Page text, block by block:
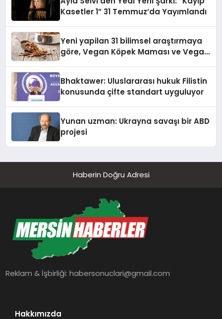
Kasetler 1” 31 Temmuz’da Yayımlandı
Yeni yapilan 31 bilimsel araştırmaya
göre, Vegan Köpek Maması ve Vegan
Bhaktawer: Uluslararası hukuk Filistin
konusunda çifte standart uyguluyor
Yunan uzman: Ukrayna savaşı bir ABD
projesi
Haberin Doğru Adresi
Reklam & İşbirliği:habersonuclari@gmail.com
Hakkımızda